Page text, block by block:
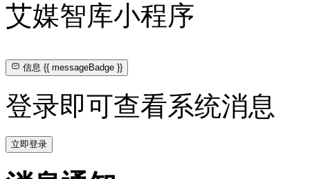
艾媒智库小程序
信息{{ messageBadge }}
登录即可查看系统消息
立即登录